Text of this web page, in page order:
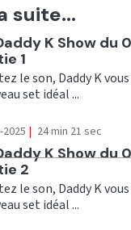
suite...
K Show du
1
le son, Daddy K
set idéal ...
| 24 min 21 sec
K Show du
2
le son, Daddy K
set idéal ...